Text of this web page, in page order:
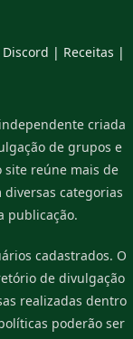
| Receitas |
criada
de grupos e
site reúne mais de
diversas categorias
publicação.
cadastrados. O
de divulgação
realizadas dentro
poderão ser